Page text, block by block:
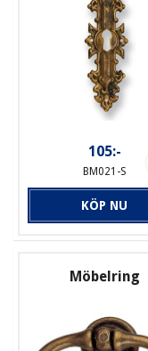
105:-
BM021-S
KÖP NU
Möbelring